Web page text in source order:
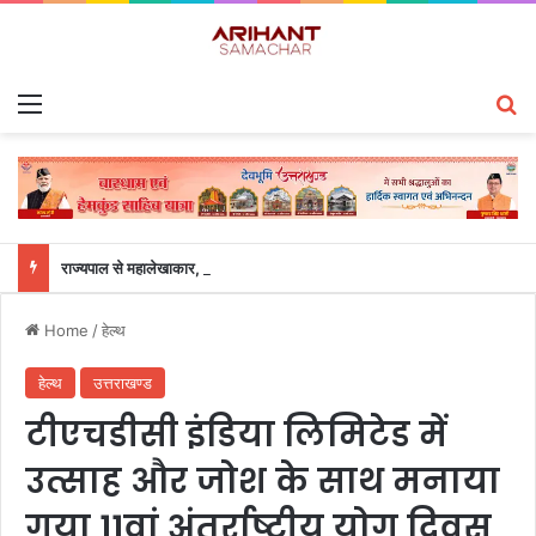
राज्यपाल से महालेखाकार, लेखापरीक्षा उत्तराखंड संजीव कुमार ने की शिष्टाचार भेंट
Home /हेल्थ
हेल्थ उत्तराखण्ड
टीएचडीसी इंडिया लिमिटेड में
उत्साह और जोश के साथ मनाया